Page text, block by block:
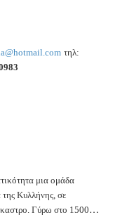
τηλ:
μια ομάδα
της Κυλλήνης, σε
Γύρω στο 1500,